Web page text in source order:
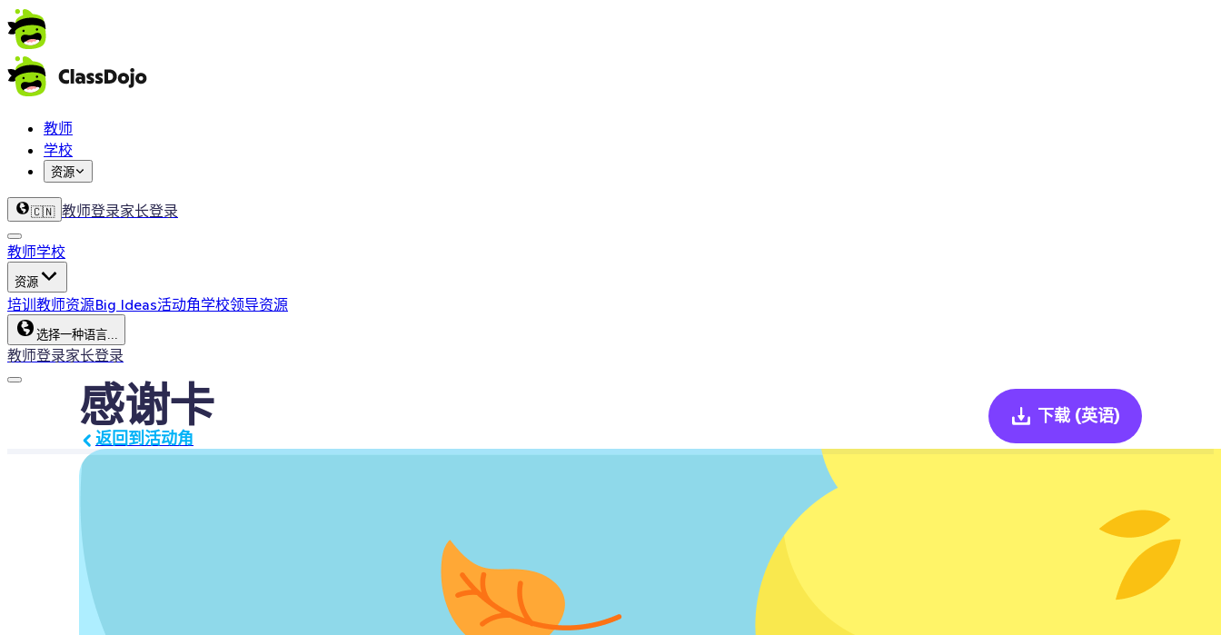
教师
学校
资源
🇨🇳 教师登录家长登录
教师学校
资源
培训 教师资源Big Ideas活动角学校领导资源
选择一种语言...
教师登录家长登录
感谢卡
返回到活动角
下载 (英语)